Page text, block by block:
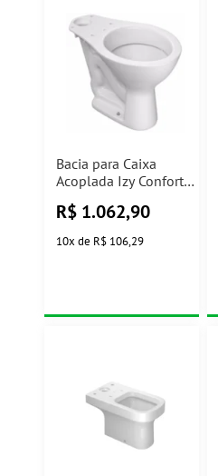
Bacia para Caixa
Acoplada Izy Conforto
P.115.17 Deca
R$ 1.062,90
10x de R$ 106,29